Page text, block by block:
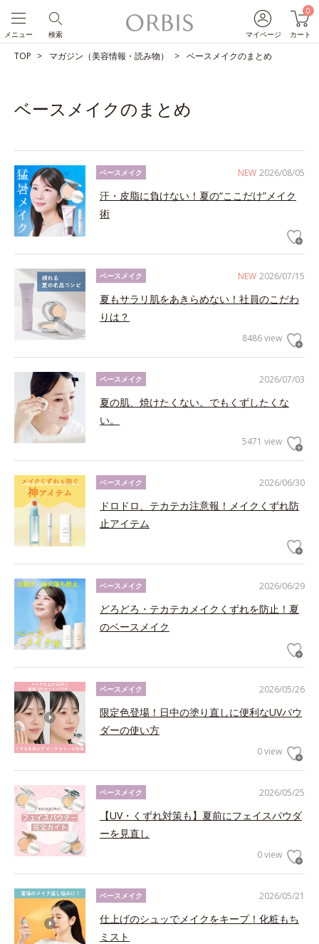
マイページ
0
カート
検索
メニュー
TOP マガジン（美容情報・読み物） ベースメイクのまとめ
ベースメイクのまとめ
NEW 2026/08/05
ベースメイク
汗・皮脂に負けない！夏の“ここだけ”メイク
術
NEW 2026/07/15
ベースメイク
夏もサラリ肌をあきらめない！社員のこだわ
りは？
8486 view
2026/07/03
ベースメイク
夏の肌、焼けたくない。でもくずしたくな
い。
5471 view
2026/06/30
ベースメイク
ドロドロ、テカテカ注意報！メイクくずれ防
止アイテム
2026/06/29
ベースメイク
どろどろ・テカテカメイクくずれを防止！夏
のベースメイク
2026/05/26
ベースメイク
限定色登場！日中の塗り直しに便利なUVパウ
ダーの使い方
0 view
2026/05/25
ベースメイク
【UV・くずれ対策も】夏前にフェイスパウダ
ーを見直し
0 view
2026/05/21
ベースメイク
仕上げのシュッでメイクをキープ！化粧もち
ミスト